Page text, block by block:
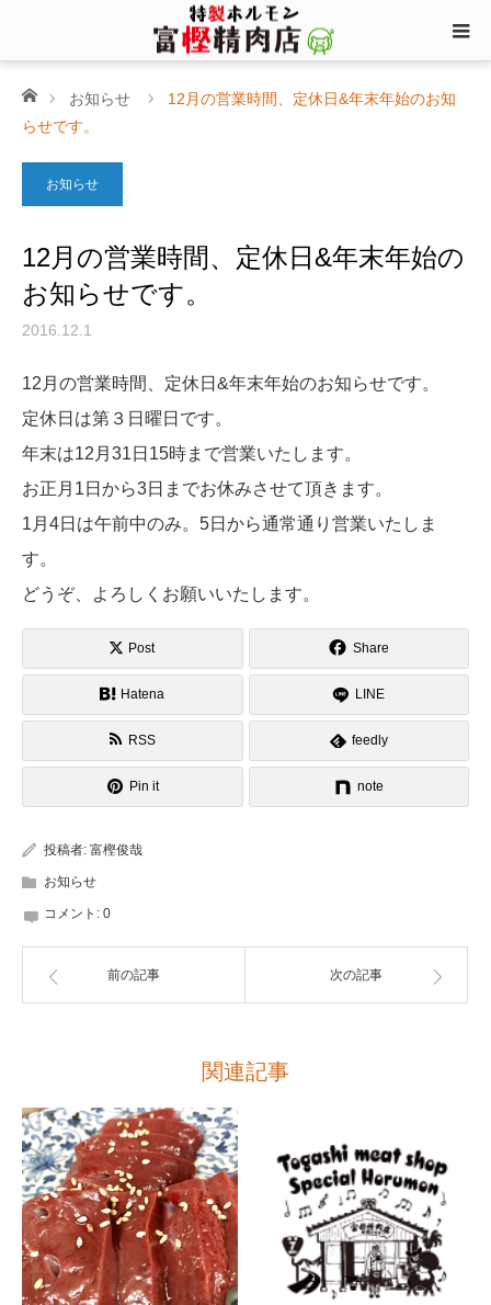
ホームお知らせ
12月の営業時間、定休日&年末年始のお知
らせです。
お知らせ
12月の営業時間、定休日&年末年始の
お知らせです。
2016.12.1
12月の営業時間、定休日&年末年始のお知らせです。
定休日は第３日曜日です。
年末は12月31日15時まで営業いたします。
お正月1日から3日までお休みさせて頂きます。
1月4日は午前中のみ。5日から通常通り営業いたしま
す。
どうぞ、よろしくお願いいたします。
Post Share
Hatena LINE
RSS feedly
Pin it note
投稿者: 富樫俊哉
お知らせ
コメント: 0
前の記事 次の記事
関連記事